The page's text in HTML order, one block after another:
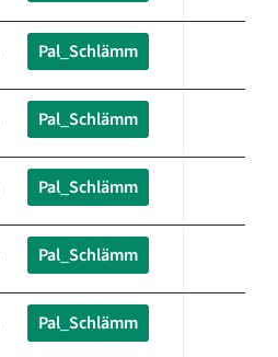
Pal_Schlämm
Pal_Schlämm
Pal_Schlämm
Pal_Schlämm
Pal_Schlämm